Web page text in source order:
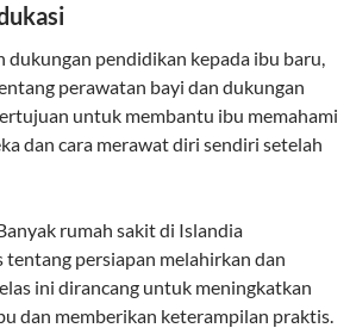
dukungan pendidikan kepada ibu baru,
perawatan bayi dan dukungan
untuk membantu ibu memahami
dan cara merawat diri sendiri setelah
rumah sakit di Islandia
tentang persiapan melahirkan dan
ini dirancang untuk meningkatkan
dan memberikan keterampilan praktis.